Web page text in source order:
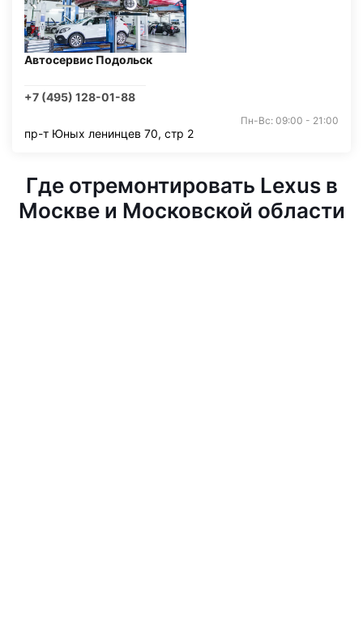
Автосервис Подольск
+7 (495) 128-01-88
Пн-Вс: 09:00 - 21:00
пр-т Юных ленинцев 70, стр 2
Где отремонтировать Lexus в
Москве и Московской области